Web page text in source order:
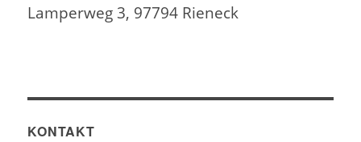
Lamperweg 3, 97794 Rieneck
KONTAKT